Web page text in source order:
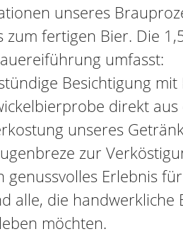
unseres
zum fertigen Bier. Die
umfasst:
Besichtigung
direkt aus
unseres
zur
genussvolles Erlebnis
alle, die handwerkliche
möchten.